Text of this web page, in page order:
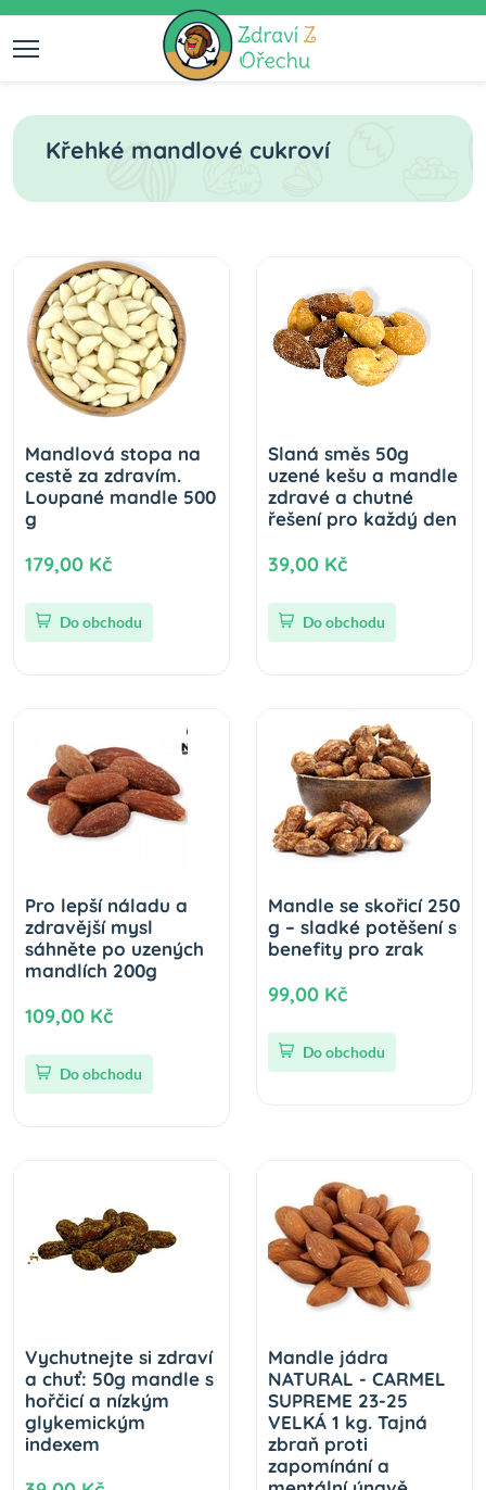
Křehké mandlové cukroví
Mandlová stopa na
cestě za zdravím.
Loupané mandle 500
g
179,00 Kč
Do obchodu
Slaná směs 50g
uzené kešu a mandle
zdravé a chutné
řešení pro každý den
39,00 Kč
Do obchodu
Pro lepší náladu a
zdravější mysl
sáhněte po uzených
mandlích 200g
109,00 Kč
Do obchodu
Mandle se skořicí 250
g – sladké potěšení s
benefity pro zrak
99,00 Kč
Do obchodu
Vychutnejte si zdraví
a chuť: 50g mandle s
hořčicí a nízkým
glykemickým
indexem
Mandle jádra
NATURAL - CARMEL
SUPREME 23-25
VELKÁ 1 kg. Tajná
zbraň proti
zapomínání a